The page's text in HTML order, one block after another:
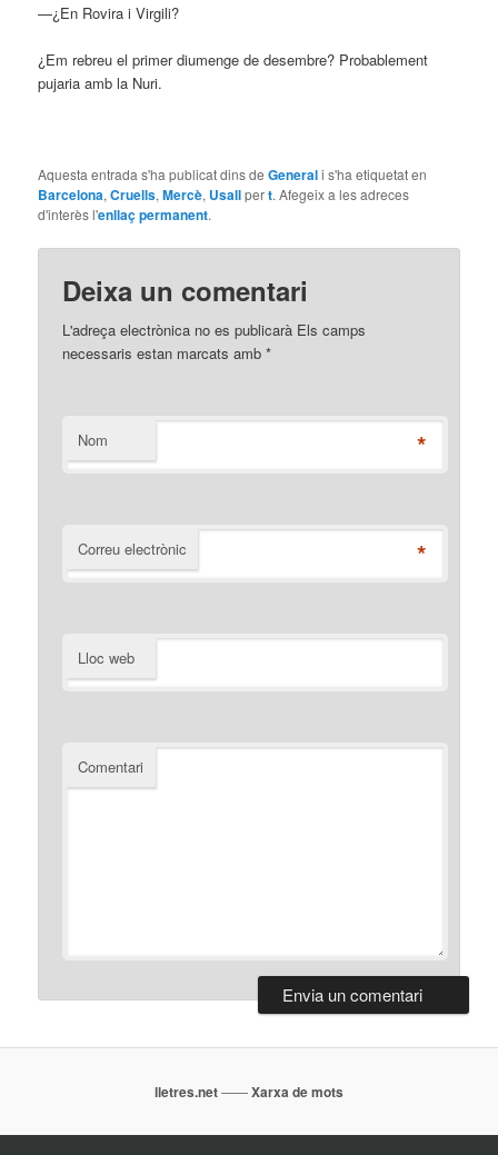
—¿En Rovira i Virgili?
¿Em rebreu el primer diumenge de desembre? Probablement
pujaria amb la Nuri.
Aquesta entrada s'ha publicat dins deGenerali s'ha etiquetat en
Barcelona,Cruells,Mercè, Usallpert. Afegeix a les adreces
d'interès l'enllaç permanent.
Deixa un comentari
L'adreça electrònica no es publicarà Els camps
necessaris estan marcats amb*
Nom *
Correu electrònic *
Lloc web
Comentari
lletres.net——Xarxa de mots